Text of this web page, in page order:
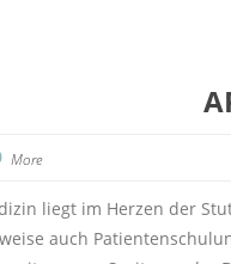
More
liegt im Herzen der
auch